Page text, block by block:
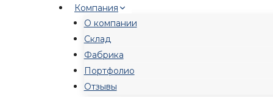
Компания
О компании
Склад
Фабрика
Портфолио
Отзывы